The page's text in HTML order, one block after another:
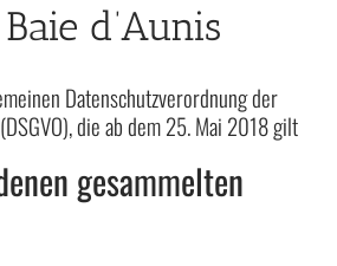
d’Aunis
Datenschutzverordnung der
die ab dem 25. Mai 2018 gilt
gesammelten